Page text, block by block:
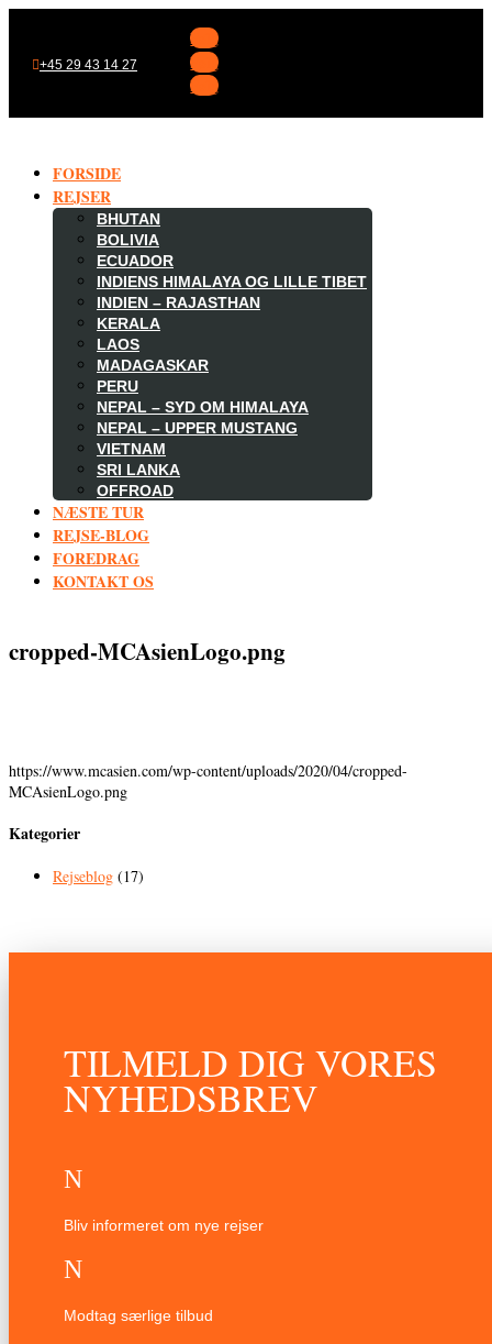
+45 29 43 14 27
Følg
Følg
Følg
FORSIDE
REJSER
BHUTAN
BOLIVIA
ECUADOR
INDIENS HIMALAYA OG LILLE TIBET
INDIEN – RAJASTHAN
KERALA
LAOS
MADAGASKAR
PERU
NEPAL – SYD OM HIMALAYA
NEPAL – UPPER MUSTANG
VIETNAM
SRI LANKA
OFFROAD
NÆSTE TUR
REJSE-BLOG
FOREDRAG
KONTAKT OS
cropped-MCAsienLogo.png
https://www.mcasien.com/wp-content/uploads/2020/04/cropped-
MCAsienLogo.png
Kategorier
Rejseblog (17)
TILMELD DIG VORES
NYHEDSBREV
N
Bliv informeret om nye rejser
N
Modtag særlige tilbud